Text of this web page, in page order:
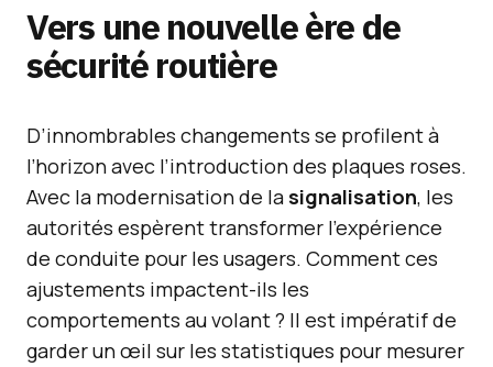
Vers une nouvelle ère de
sécurité routière
D’innombrables changements se profilent à
l’horizon avec l’introduction des plaques roses.
Avec la modernisation de la signalisation, les
autorités espèrent transformer l’expérience
de conduite pour les usagers. Comment ces
ajustements impactent-ils les
comportements au volant ? Il est impératif de
garder un œil sur les statistiques pour mesurer